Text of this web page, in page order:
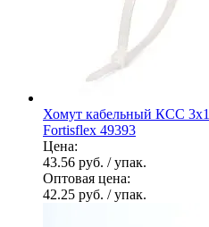
Хомут кабельный КСС
Fortisflex 49393
Цена:
43.56 руб. / упак.
Оптовая цена:
42.25 руб. / упак.